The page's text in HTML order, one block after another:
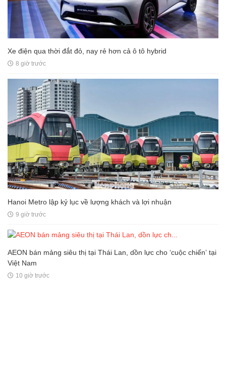
Xe điện qua thời đắt đỏ, nay rẻ hơn cả ô tô hybrid
8 giờ trước
Hanoi Metro lập kỷ lục về lượng khách và lợi nhuận
9 giờ trước
AEON bán mảng siêu thị tại Thái Lan, dồn lực cho ‘cuộc chiến’ tại
Việt Nam
10 giờ trước